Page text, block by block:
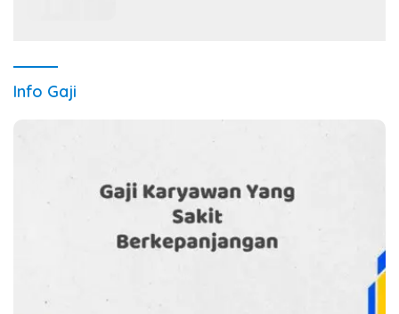
Info Gaji